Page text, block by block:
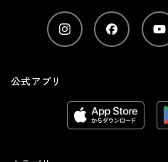
公式アプリ